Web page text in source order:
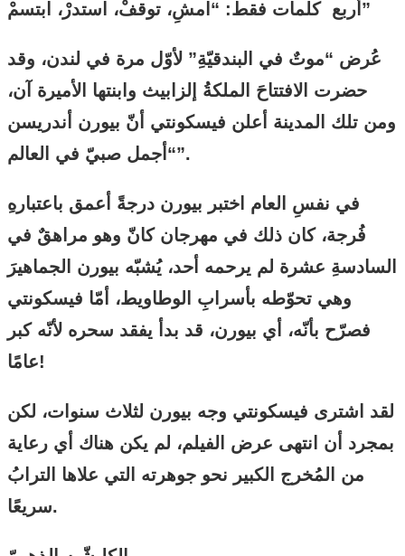
أربع كلمات فقط: “امشِ، توقفْ، استدرْ، ابتسمْ”
عُرض “موتٌ في البندقيّةِ” لأوّل مرة في لندن، وقد
حضرت الافتتاحَ الملكةُ إلزابيث وابنتها الأميرة آن،
ومن تلك المدينة أعلن فيسكونتي أنّ بيورن أندريسن
“أجمل صبيّ في العالم”.
في نفسِ العام اختبر بيورن درجةً أعمق باعتبارهِ
فُرجة، كان ذلك في مهرجان كانّ وهو مراهقٌ في
السادسةِ عشرة لم يرحمه أحد، يُشبّه بيورن الجماهيرَ
وهي تحوّطه بأسرابِ الوطاويط، أمّا فيسكونتي
فصرّح بأنّه، أي بيورن، قد بدأ يفقد سحره لأنّه كبر
عامًا!
لقد اشترى فيسكونتي وجه بيورن لثلاث سنوات، لكن
بمجرد أن انتهى عرض الفيلم، لم يكن هناك أي رعاية
من المُخرج الكبير نحو جوهرته التي علاها الترابُ
سريعًا.